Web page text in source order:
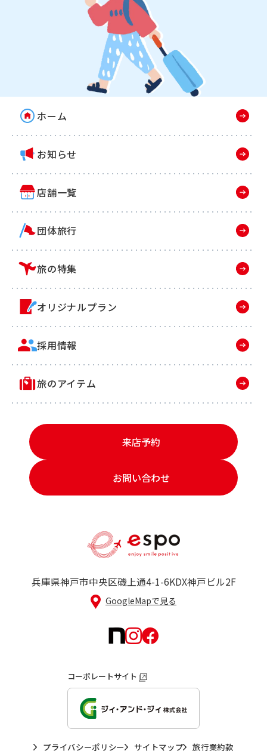
ホーム
お知らせ
店舗一覧
団体旅行
旅の特集
オリジナルプラン
採用情報
旅のアイテム
来店予約
お問い合わせ
兵庫県神戸市中央区磯上通4-1-6KDX神戸ビル2F
GoogleMapで見る
コーポレートサイト
プライバシーポリシー サイトマップ 旅行業約款